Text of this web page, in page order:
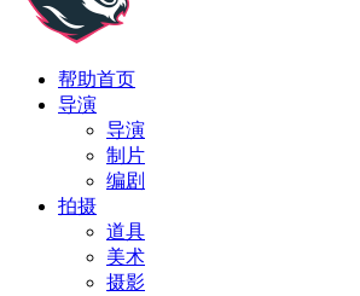
帮助首页
导演
导演
制片
编剧
拍摄
道具
美术
摄影